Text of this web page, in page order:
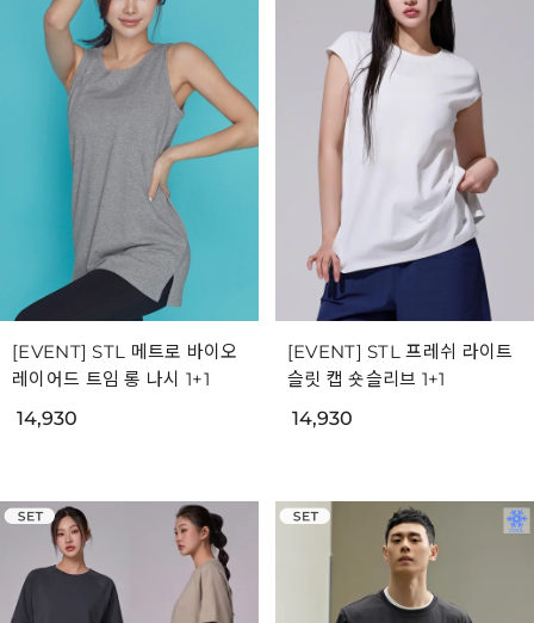
[EVENT] STL 메트로 바이오
레이어드 트임 롱 나시 1+1
14,930
[EVENT] STL 프레쉬 라이트
슬릿 캡 숏슬리브 1+1
14,930